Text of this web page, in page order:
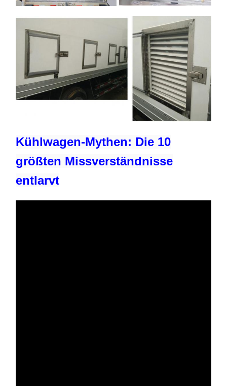
Kühlwagen-Mythen: Die 10
größten Missverständnisse
entlarvt